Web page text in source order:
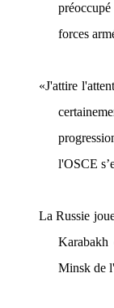
forces
«J'attire
l'OSCE
La Russie
Karabakh
Minsk de